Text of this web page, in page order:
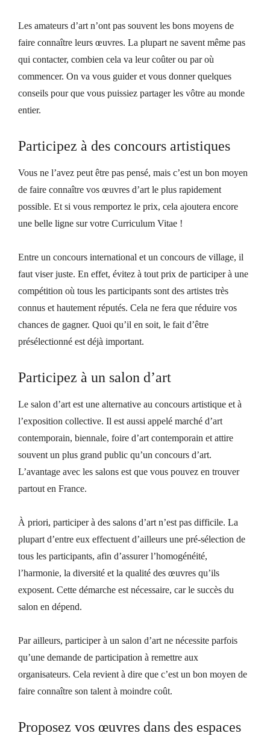
Les amateurs d’art n’ont pas souvent les bons moyens de
faire connaître leurs œuvres. La plupart ne savent même pas
qui contacter, combien cela va leur coûter ou par où
commencer. On va vous guider et vous donner quelques
conseils pour que vous puissiez partager les vôtre au monde
entier.
Participez à des concours artistiques
Vous ne l’avez peut être pas pensé, mais c’est un bon moyen
de faire connaître vos œuvres d’art le plus rapidement
possible. Et si vous remportez le prix, cela ajoutera encore
une belle ligne sur votre Curriculum Vitae !
Entre un concours international et un concours de village, il
faut viser juste. En effet, évitez à tout prix de participer à une
compétition où tous les participants sont des artistes très
connus et hautement réputés. Cela ne fera que réduire vos
chances de gagner. Quoi qu’il en soit, le fait d’être
présélectionné est déjà important.
Participez à un salon d’art
Le salon d’art est une alternative au concours artistique et à
l’exposition collective. Il est aussi appelé marché d’art
contemporain, biennale, foire d’art contemporain et attire
souvent un plus grand public qu’un concours d’art.
L’avantage avec les salons est que vous pouvez en trouver
partout en France.
À priori, participer à des salons d’art n’est pas difficile. La
plupart d’entre eux effectuent d’ailleurs une pré-sélection de
tous les participants, afin d’assurer l’homogénéité,
l’harmonie, la diversité et la qualité des œuvres qu’ils
exposent. Cette démarche est nécessaire, car le succès du
salon en dépend.
Par ailleurs, participer à un salon d’art ne nécessite parfois
qu’une demande de participation à remettre aux
organisateurs. Cela revient à dire que c’est un bon moyen de
faire connaître son talent à moindre coût.
Proposez vos œuvres dans des espaces